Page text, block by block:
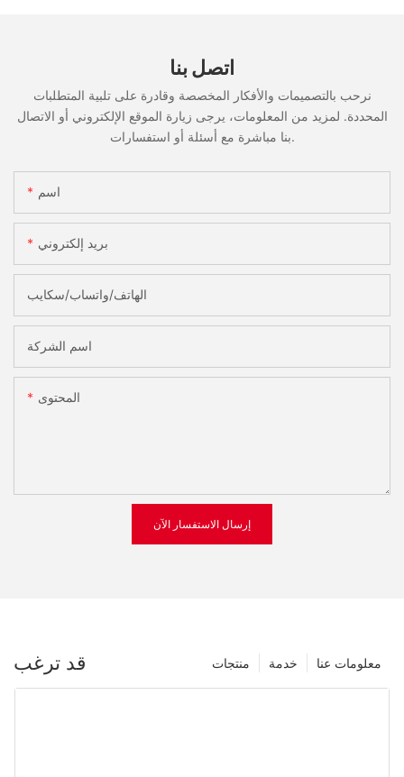
اتصل بنا
نرحب بالتصميمات والأفكار المخصصة وقادرة على تلبية المتطلبات
المحددة. لمزيد من المعلومات، يرجى زيارة الموقع الإلكتروني أو الاتصال
بنا مباشرة مع أسئلة أو استفسارات.
اسم
بريد إلكتروني
الهاتف/واتساب/سكايب
اسم الشركة
المحتوى
إرسال الاستفسار الآن
قد ترغب معلومات عنا خدمة منتجات